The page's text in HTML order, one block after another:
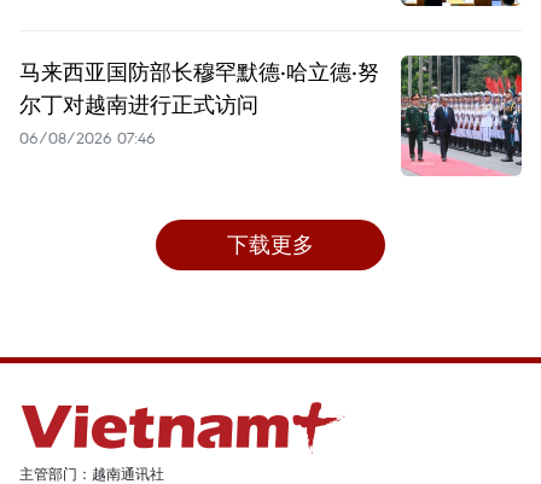
马来西亚国防部长穆罕默德·哈立德·努
尔丁对越南进行正式访问
06/08/2026 07:46
下载更多
主管部门：越南通讯社